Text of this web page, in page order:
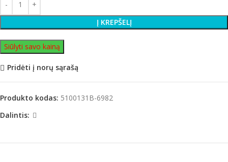
Į KREPŠELĮ
Siūlyti savo kainą
Pridėti į norų sąrašą
Produkto kodas: 5100131B-6982
Dalintis: